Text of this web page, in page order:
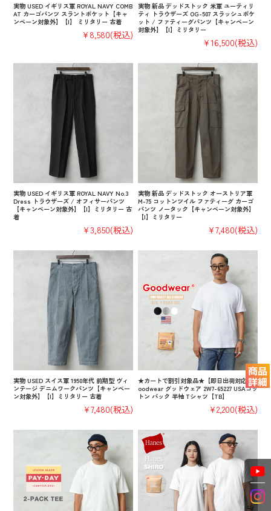
実物 USED イギリス軍 ROYAL NAVY COMB
AT カーゴパンツ スラントポケット【キャ
ンペーン対象外】【I】 ミリタリー 古着
¥8,580(税込)
実物 新品 デッドストック 米軍 ユーティリ
ティ トラウザーズ OG-507 スラッシュポケ
ット / ファティーグパンツ【キャンペーン
対象外】【I】ミリタリー
¥16,500(税込)
実物 USED イギリス軍 ROYAL NAVY No.3
Dress トラウザーズ / オフィサーパンツ
【キャンペーン対象外】【I】ミリタリー 古
着
¥3,850(税込)
実物 新品 デッドストック オーストリア軍
M-75 コットンツイル ファティーグ カーゴ
パンツ ノータック【キャンペーン対象外】
【I】ミリタリー
¥7,480(税込)
実物 USED スイス軍 1950年代 前期型 ヴィ
ンテージ デニムワークパンツ【キャンペー
ン対象外】【I】ミリタリー 古着
¥7,480(税込)
★カートで割引対象品★【即日出荷対応】G
oodwear グッドウェア 2W7-65227 USAコッ
トン パック 半袖 Tシャツ【TB】
¥2,200(税込)